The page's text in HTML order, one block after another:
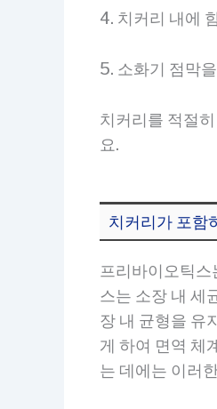
4. 치커리 내에
5. 소화기 점막
치커리를 적절
요.
치커리가 포함
프리바이오틱스
스는 소장 내 세
장 내 균형을 유
게 하여 면역 체
는 데에는 이러